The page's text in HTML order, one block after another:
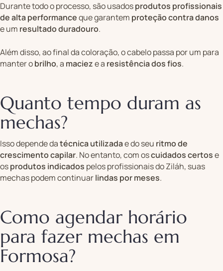
Durante todo o processo, são usadosprodutos profissionais
de alta performanceque garantem proteção contra danos
e um resultado duradouro.
Além disso, ao final da coloração, o cabelo passa por um para
manter obrilho, a macieze a resistência dos fios.
Quanto tempo duram as
mechas?
Isso depende datécnica utilizadae do seu ritmo de
crescimento capilar. No entanto, com oscuidados certose
osprodutos indicados pelos profissionais do Ziláh, suas
mechas podem continuarlindas por meses.
Como agendar horário
para fazer mechas em
Formosa?